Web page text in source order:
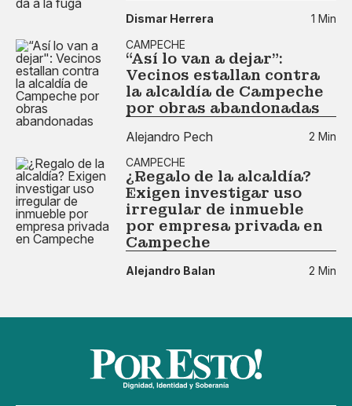
Dismar Herrera
1 Min
CAMPECHE
“Así lo van a dejar":
Vecinos estallan contra
la alcaldía de Campeche
por obras abandonadas
Alejandro Pech
2 Min
CAMPECHE
¿Regalo de la alcaldía?
Exigen investigar uso
irregular de inmueble
por empresa privada en
Campeche
Alejandro Balan 2 Min